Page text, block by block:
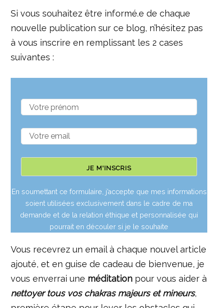
Si vous souhaitez être informé.e de chaque
nouvelle publication sur ce blog, n’hésitez pas
à vous inscrire en remplissant les 2 cases
suivantes :
En soumettant ce formulaire, j’accepte que mes informations
soient utilisées exclusivement dans le cadre de ma
demande et de la relation éthique et personnalisée qui
pourrait en découler si je le souhaite
Vous recevrez un email à chaque nouvel article
ajouté, et en guise de cadeau de bienvenue, je
vous enverrai une méditation pour vous aider à
nettoyer tous vos chakras majeurs et mineurs,